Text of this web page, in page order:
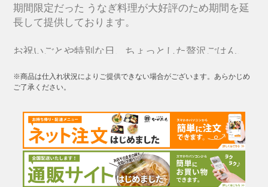
■財光寺店
〒883-0021日向市財光寺242-1
※*※*※*※*※*※*※*※*※*※*※*※*※*※*※*
一人前：700円（税込）
※要冷凍 −20℃以下で保存してください。
【お召し上がり方】
① 本商品（スープ）を袋から出し、水を使わずに直
② ６〜７分加熱した後に、麺をそのまま投入しま
す。麺は茹でてありますので、ほぐれたら食べごろ
になります。
期間限定だった うなぎ料理が大好評のため期間を延
長して提供しております。
お祝いごとや特別な日、ちょっとした贅沢ごはん、
新鮮なうなぎを特製タレに漬け込み、備長炭でふっ
くら焼き上げました。
お持ち帰りや出前も可能です（前日要予約）。
＊仕入れ状況により終了する場合がございます。ご
了承ください。
▶︎うな重(呉汁・肝付き)
※商品は仕入れ状況によりご提供できない場合がございます。あらかじめ
ご了承ください。